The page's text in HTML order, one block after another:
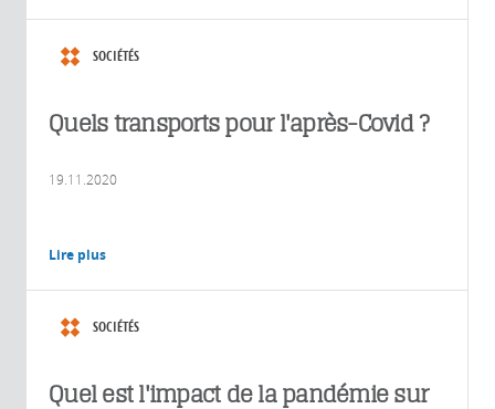
SOCIÉTÉS
Quels transports pour l'après-Covid ?
19.11.2020
Lire plus
SOCIÉTÉS
Quel est l'impact de la pandémie sur